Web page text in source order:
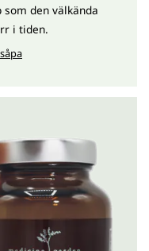
den välkända
i tiden.